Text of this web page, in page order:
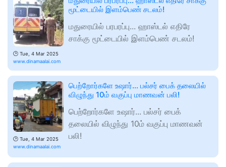
🕑 Tue, 4 Mar 2025
www.dinamaalai.com
மூட்டையில் இளம்பெண் சடலம்!
மதுரையில் பரபரப்பு... ஹாஸ்டல் எதிரே
சாக்கு மூட்டையில் இளம்பெண் சடலம்!
🕑 Tue, 4 Mar 2025
www.dinamaalai.com
பெற்றோர்களே உஷார்... பல்சர் பைக் தலையில்
விழுந்து 10ம் வகுப்பு மாணவன் பலி!
பெற்றோர்களே உஷார்... பல்சர் பைக்
தலையில் விழுந்து 10ம் வகுப்பு மாணவன்
பலி!